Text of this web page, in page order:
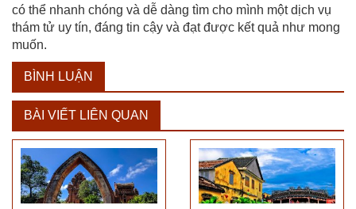
có thể nhanh chóng và dễ dàng tìm cho mình một dịch vụ
thám tử uy tín, đáng tin cậy và đạt được kết quả như mong
muốn.
BÌNH LUẬN
BÀI VIẾT LIÊN QUAN